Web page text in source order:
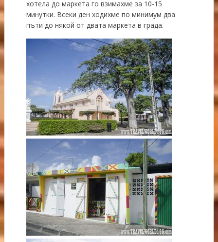
хотела до маркета го взимахме за 10-15
минутки. Всеки ден ходихме по минимум два
пъти до някой от двата маркета в града.